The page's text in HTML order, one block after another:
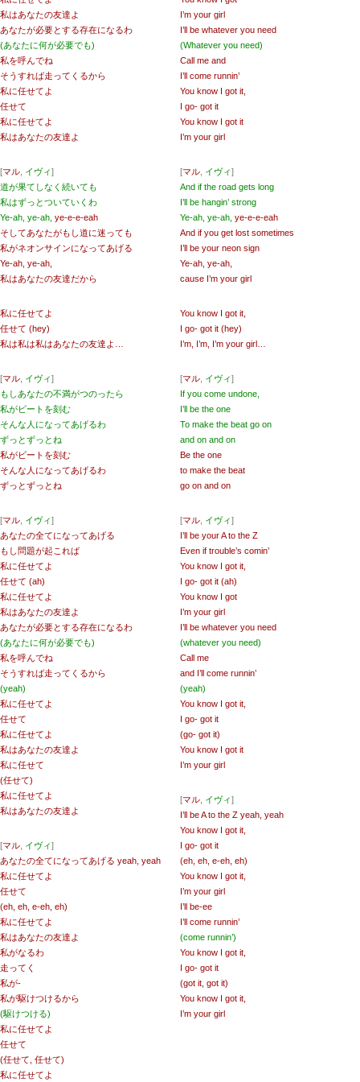
私はあなたの友達よ
あなたが必要とする存在になるわ
(あなたに何が必要でも)
私を呼んでね
そうすれば走ってくるから
私に任せてよ
任せて
私に任せてよ
私はあなたの友達よ
[マル イヴィ]
道が果てしなく続いても
私はずっとついていくわ
Ye-ah, ye-ah, ye-e-e-eah
そしてあなたがもし道に迷っても
私がネオンサインになってあげる
Ye-ah, ye-ah,
私はあなたの友達だから
私に任せてよ
任せて (hey)
私は私は私はあなたの友達よ…
[マル イヴィ]
もしあなたの不満がつのったら
私がビートを刻む
そんな人になってあげるわ
ずっとずっとね
私がビートを刻む
そんな人になってあげるわ
ずっとずっとね
[マル イヴィ]
あなたの全てになってあげる
もし問題が起これば
私に任せてよ
任せて (ah)
私に任せてよ
私はあなたの友達よ
あなたが必要とする存在になるわ
(あなたに何が必要でも)
私を呼んでね
そうすれば走ってくるから
(yeah)
私に任せてよ
任せて
私に任せてよ
私はあなたの友達よ
私に任せて
(任せて)
私に任せてよ
私はあなたの友達よ
[マル イヴィ]
あなたの全てになってあげる yeah, yeah
私に任せてよ
任せて
(eh, eh, e-eh, eh)
私に任せてよ
私はあなたの友達よ
私がなるわ
走ってく
私が-
私が駆けつけるから
(駆けつける)
私に任せてよ
任せて
(任せて, 任せて)
私に任せてよ
I’m your girl
I’ll be whatever you need
(Whatever you need)
Call me and
I’ll come runnin’
You know I got it,
I go- got it
You know I got it
I’m your girl
[マル イヴィ]
And if the road gets long
I’ll be hangin’ strong
Ye-ah, ye-ah, ye-e-e-eah
And if you get lost sometimes
I’ll be your neon sign
Ye-ah, ye-ah,
cause I’m your girl
You know I got it,
I go- got it (hey)
I’m, I’m, I’m your girl…
[マル イヴィ]
If you come undone,
I’ll be the one
To make the beat go on
and on and on
Be the one
to make the beat
go on and on
[マル イヴィ]
I’ll be your A to the Z
Even if trouble’s comin’
You know I got it,
I go- got it (ah)
You know I got
I’m your girl
I’ll be whatever you need
(whatever you need)
Call me
and I’ll come runnin’
(yeah)
You know I got it,
I go- got it
(go- got it)
You know I got it
I’m your girl
[マル イヴィ]
I’ll be A to the Z yeah, yeah
You know I got it,
I go- got it
(eh, eh, e-eh, eh)
You know I got it,
I’m your girl
I’ll be-ee
I’ll come runnin’
(come runnin’)
You know I got it,
I go- got it
(got it, got it)
You know I got it,
I’m your girl